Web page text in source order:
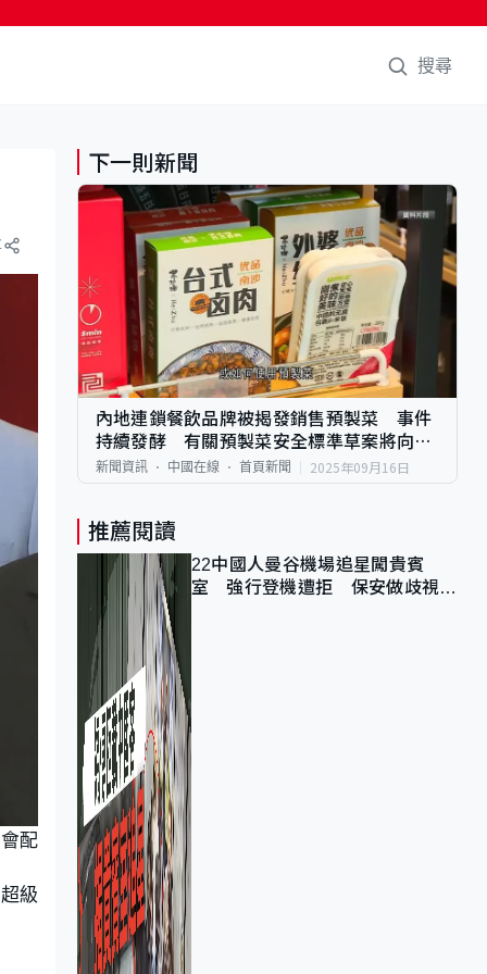
搜尋
配
級
下一則新聞
內地連鎖餐飲品牌被揭發銷售預製菜 事件
持續發酵 有關預製菜安全標準草案將向公
眾諮詢意見
新聞資訊 中國在線 首頁新聞 2025年09月16日
推薦閱讀
22中國人曼谷機場追星闖貴賓
室 強行登機遭拒 保安做歧視手